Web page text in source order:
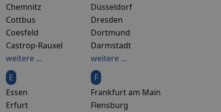
Chemnitz
Cottbus
Coesfeld
Castrop-Rauxel
weitere ...
Düsseldorf
Dresden
Dortmund
Darmstadt
weitere ...
E
Essen
Erfurt
F
Frankfurt am Main
Flensburg